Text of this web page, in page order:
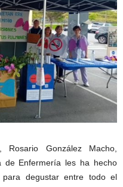
González Macho,
de Enfermería les ha hecho
degustar entre todo el